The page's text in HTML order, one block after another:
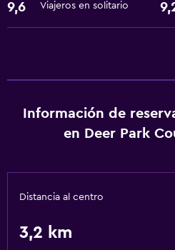
Restaurante
Servicios básicos
9,6 Viajeros en solitario
Información de
en Deer Park
Distancia al centro
3,2 km